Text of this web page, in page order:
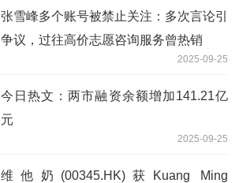
张雪峰多个账号被禁止关注：多次言论引
争议，过往高价志愿咨询服务曾热销
2025-09-25
今日热文：两市融资余额增加141.21亿
元
2025-09-25
维他奶(00345.HK)获Kuang Ming